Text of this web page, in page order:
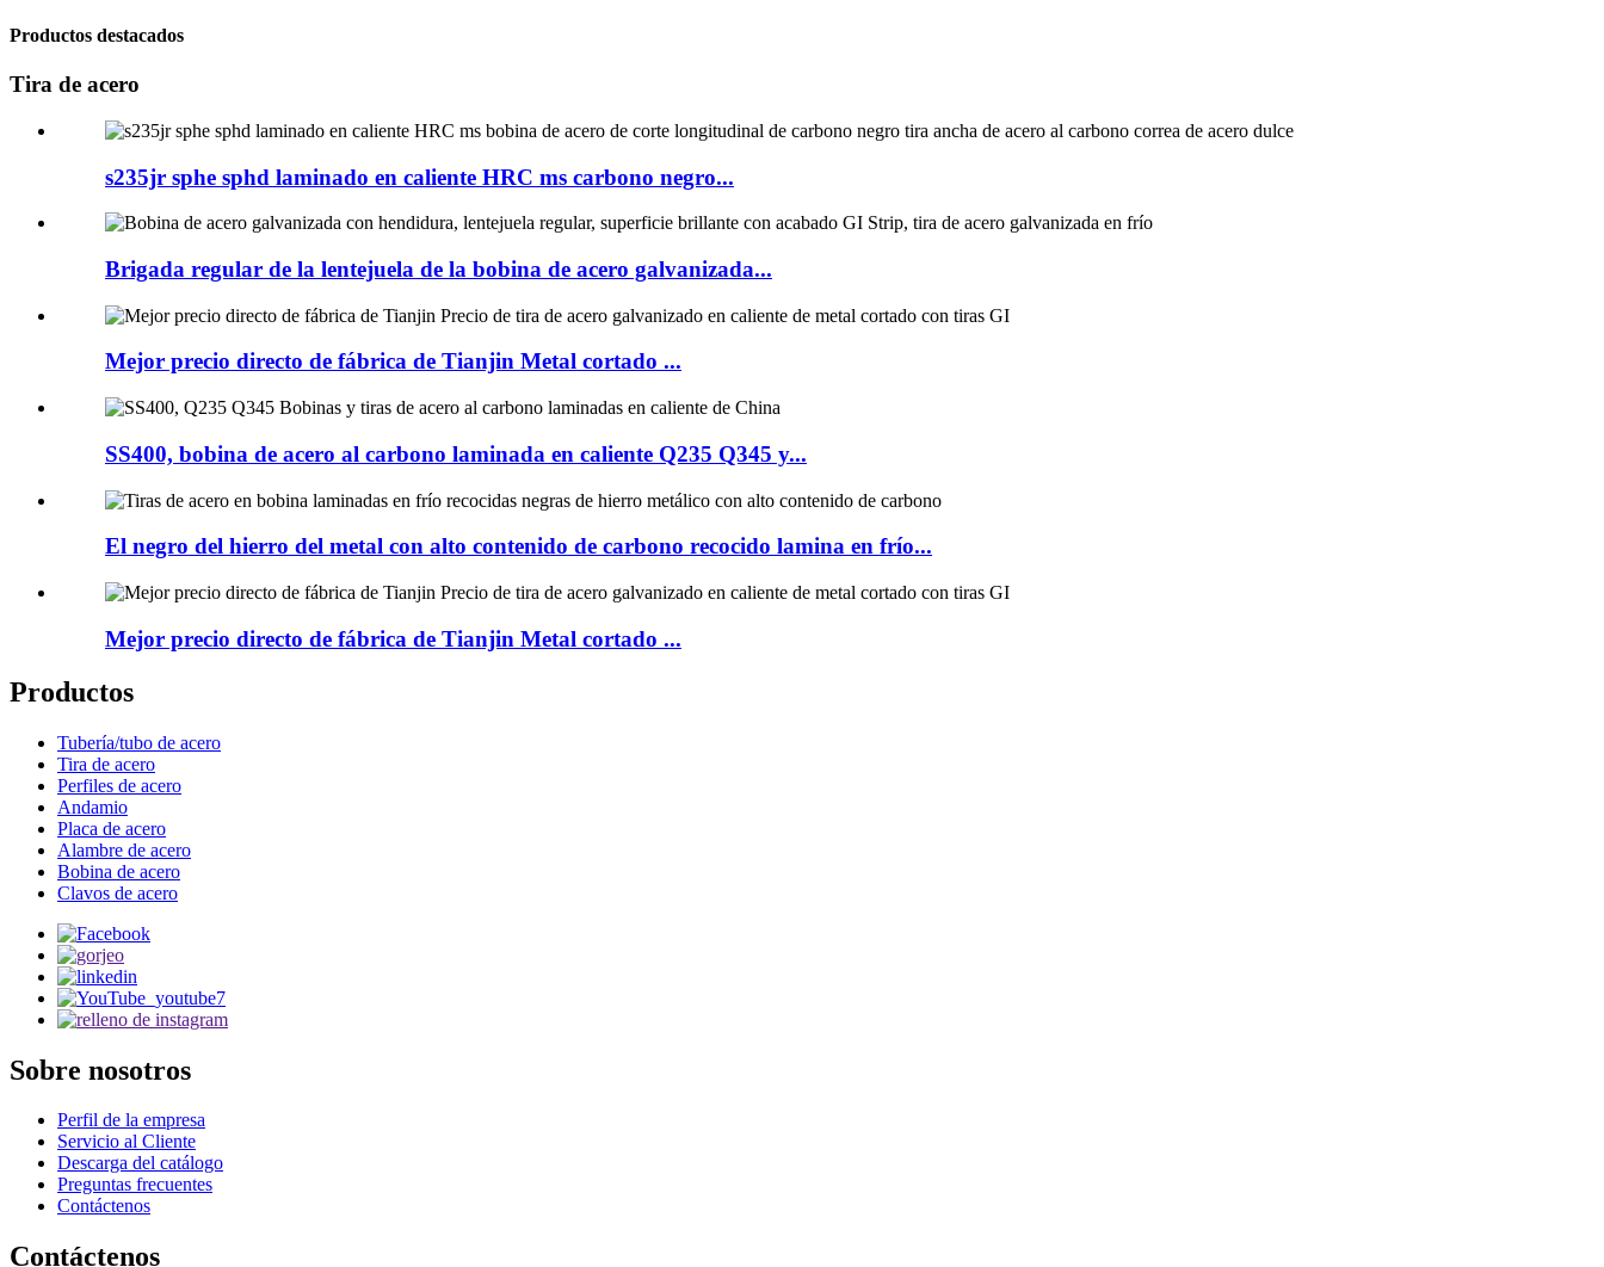
Productos destacados
Tira de acero
s235jr sphe sphd laminado en caliente HRC ms carbono negro...
Brigada regular de la lentejuela de la bobina de acero galvanizada...
Mejor precio directo de fábrica de Tianjin Metal cortado ...
SS400, bobina de acero al carbono laminada en caliente Q235 Q345 y...
El negro del hierro del metal con alto contenido de carbono recocido lamina en frío...
Mejor precio directo de fábrica de Tianjin Metal cortado ...
Productos
Tubería/tubo de acero
Tira de acero
Perfiles de acero
Andamio
Placa de acero
Alambre de acero
Bobina de acero
Clavos de acero
Sobre nosotros
Perfil de la empresa
Servicio al Cliente
Descarga del catálogo
Preguntas frecuentes
Contáctenos
Contáctenos